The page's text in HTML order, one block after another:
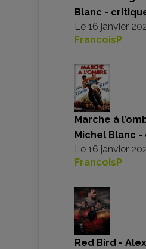
Blanc -
Le 16 janvier
FrancoisP
Marche à
Michel Blanc
Le 16 janvier
FrancoisP
Red Bird -